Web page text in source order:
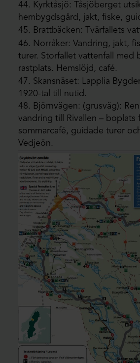
44. Kyrktåsjö: Tåsjöberget
hembygdsgård, jakt, fiske,
45. Brattbäcken: Tvärfallets
46. Norråker: Vandring, jakt,
turer. Storfallet vattenfall med
rastplats. Hemslöjd, café.
47. Skansnäset: Lapplia
1920-tal till nutid.
48. Björnvägen: (grusväg):
vandring till Rivallen – boplats
sommarcafé, guidade turer
Vedjeön.